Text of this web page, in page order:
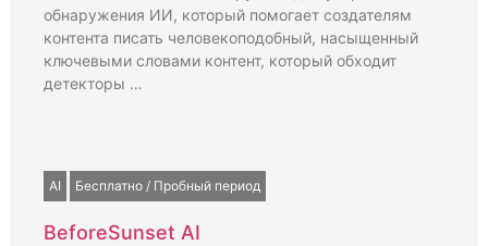
обнаружения ИИ, который помогает создателям
контента писать человекоподобный, насыщенный
ключевыми словами контент, который обходит
детекторы …
AI Бесплатно / Пробный период
BeforeSunset AI